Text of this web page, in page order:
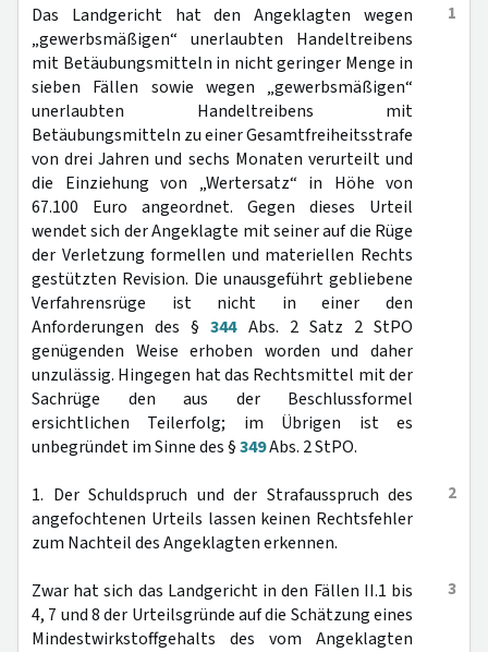
1
Das Landgericht hat den Angeklagten wegen
„gewerbsmäßigen“ unerlaubten Handeltreibens
mit Betäubungsmitteln in nicht geringer Menge in
sieben Fällen sowie wegen „gewerbsmäßigen“
unerlaubten Handeltreibens mit
Betäubungsmitteln zu einer Gesamtfreiheitsstrafe
von drei Jahren und sechs Monaten verurteilt und
die Einziehung von „Wertersatz“ in Höhe von
67.100 Euro angeordnet. Gegen dieses Urteil
wendet sich der Angeklagte mit seiner auf die Rüge
der Verletzung formellen und materiellen Rechts
gestützten Revision. Die unausgeführt gebliebene
Verfahrensrüge ist nicht in einer den
Anforderungen des §344Abs. 2 Satz 2 StPO
genügenden Weise erhoben worden und daher
unzulässig. Hingegen hat das Rechtsmittel mit der
Sachrüge den aus der Beschlussformel
ersichtlichen Teilerfolg; im Übrigen ist es
unbegründet im Sinne des §349Abs. 2 StPO.
2
1. Der Schuldspruch und der Strafausspruch des
angefochtenen Urteils lassen keinen Rechtsfehler
zum Nachteil des Angeklagten erkennen.
3
Zwar hat sich das Landgericht in den Fällen II.1 bis
4, 7 und 8 der Urteilsgründe auf die Schätzung eines
Mindestwirkstoffgehalts des vom Angeklagten